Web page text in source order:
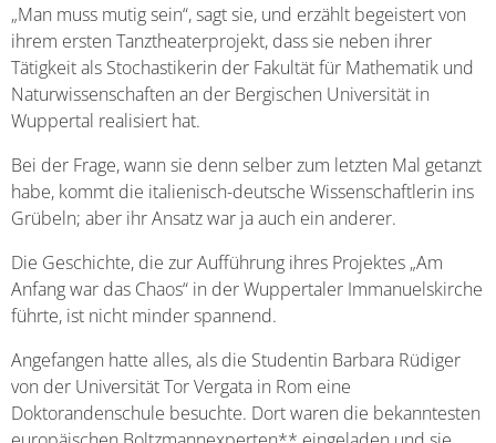
„Man muss mutig sein“, sagt sie, und erzählt begeistert von
ihrem ersten Tanztheaterprojekt, dass sie neben ihrer
Tätigkeit als Stochastikerin der Fakultät für Mathematik und
Naturwissenschaften an der Bergischen Universität in
Wuppertal realisiert hat.
Bei der Frage, wann sie denn selber zum letzten Mal getanzt
habe, kommt die italienisch-deutsche Wissenschaftlerin ins
Grübeln; aber ihr Ansatz war ja auch ein anderer.
Die Geschichte, die zur Aufführung ihres Projektes „Am
Anfang war das Chaos“ in der Wuppertaler Immanuelskirche
führte, ist nicht minder spannend.
Angefangen hatte alles, als die Studentin Barbara Rüdiger
von der Universität Tor Vergata in Rom eine
Doktorandenschule besuchte. Dort waren die bekanntesten